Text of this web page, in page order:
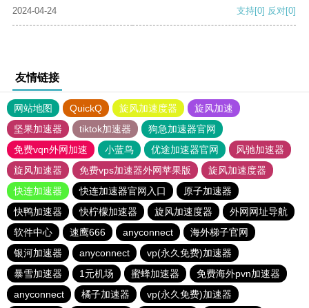
2024-04-24 支持[0] 反对[0]
友情链接
网站地图 QuickQ 旋风加速度器
旋风加速
坚果加速器
tiktok加速器
狗急加速器官网
免费vqn外网加速
小蓝鸟 优途加速器官网
风驰加速器
旋风加速器
免费vps加速器外网苹果版
旋风加速度器
快连加速器
快连加速器官网入口
原子加速器
快鸭加速器
快柠檬加速器 旋风加速度器
外网网址导航
软件中心
速鹰666 anyconnect
海外梯子官网
银河加速器
anyconnect
vp(永久免费)加速器
暴雪加速器
1元机场 蜜蜂加速器
免费海外pvn加速器
anyconnect
橘子加速器 vp(永久免费)加速器